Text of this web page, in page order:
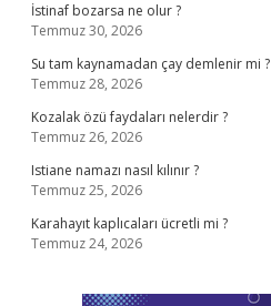
İstinaf bozarsa ne olur ?
Temmuz 30, 2026
Su tam kaynamadan çay demlenir mi ?
Temmuz 28, 2026
Kozalak özü faydaları nelerdir ?
Temmuz 26, 2026
Istiane namazı nasıl kılınır ?
Temmuz 25, 2026
Karahayıt kaplıcaları ücretli mi ?
Temmuz 24, 2026